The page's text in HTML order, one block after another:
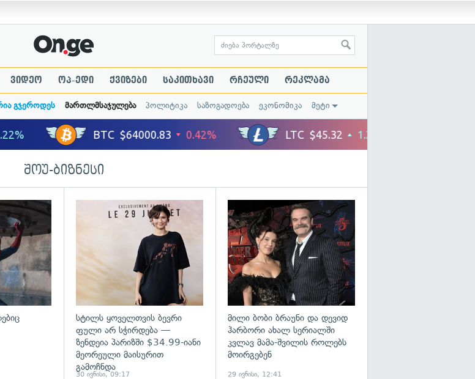
ვიდეო ოპ-ედი ქვიზები საკითხავი რჩეული რეკლამა
გჯეროდეს მართლმსაჯულება პოლიტიკა საზოგადოება ეკონომიკა მეტი
შოუ-ბიზნესი
გადახედვა გადახედვა
სტილს ყოველთვის ბევრი
ფული არ სჭირდება —
ზენდეია პარიზში $34.99-იანი
მეორეული მაისურით
გამოჩნდა
30 ივნისი, 09:17
მილი ბობი ბრაუნი და დევიდ
ჰარბორი ახალ სერიალში
კვლავ მამა-შვილის როლებს
მოირგებენ
29 ივნისი, 12:41